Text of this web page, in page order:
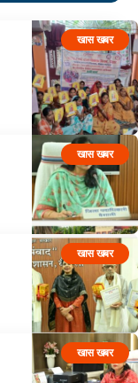
खास खबर
खास खबर
खास खबर
खास खबर